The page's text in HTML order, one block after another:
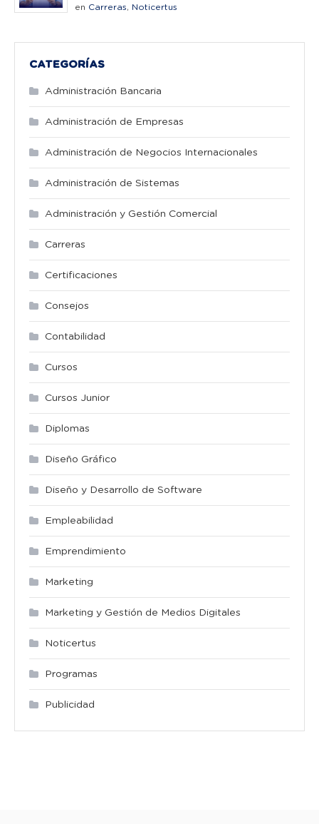
en Carreras, Noticertus
CATEGORÍAS
Administración Bancaria
Administración de Empresas
Administración de Negocios Internacionales
Administración de Sistemas
Administración y Gestión Comercial
Carreras
Certificaciones
Consejos
Contabilidad
Cursos
Cursos Junior
Diplomas
Diseño Gráfico
Diseño y Desarrollo de Software
Empleabilidad
Emprendimiento
Marketing
Marketing y Gestión de Medios Digitales
Noticertus
Programas
Publicidad